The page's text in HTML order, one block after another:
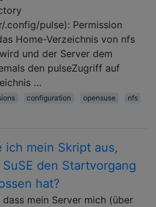
.config/pulse): Permission
Home-Verzeichnis von nfs
und der Server dem
den pulseZugriff auf
…
configuration opensuse
nfs
ich mein Skript aus,
den Startvorgang
hat?
mein Server mich (über